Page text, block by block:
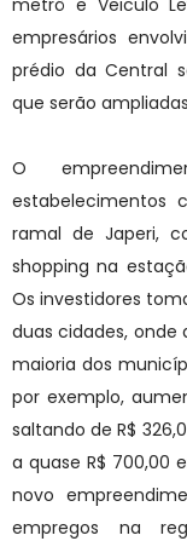
metrô e Veiculo
empresários
prédio da Central
que serão
O
estabelecimentos
ramal de Japeri,
shopping na
Os investidores
duas cidades, onde
maioria dos
por exemplo,
saltando de R$
a quase R$ 700,00
novo
empregos na